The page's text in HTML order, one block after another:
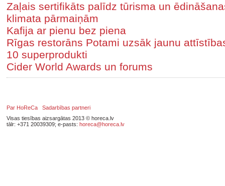
Zaļais sertifikāts palīdz tūrisma un
klimata pārmaiņām
Kafija ar pienu bez piena
Rīgas restorāns Potami uzsāk jaunu
10 superprodukti
Cider World Awards un forums
Par HoReCa
Sadarbības partneri
Visas tiesības aizsargātas 2013 © horeca.lv
tālr: +371 20039309; e-pasts: horeca@horeca.lv